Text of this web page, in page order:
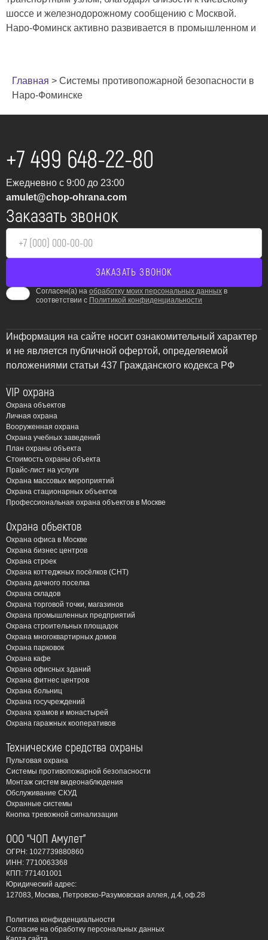
шоссе и железнодорожному сообщению с Москвой.
Наро-Фоминск активно развивается в промышленном и
комплексов и образовательных учреждений. В связи с
этим, вопрос обеспечения пожарной безопасности
приобретает особую актуальность. Устаревшие системы
пожарной сигнализации и оповещения становится не
защиты жизни и имущества.
Комплексные решения в
области пожарной
безопасности для Наро-
Фоминска
ЧОП “Амулет” предлагает полный спектр услуг по
систем пожарной безопасности в Наро-Фоминске и
Наро-Фоминском районе. Мы понимаем, что каждый
объект уникален, поэтому разрабатываем
вашего бизнеса или жилища, а также требованиям
действующих нормативных документов.
Почему важно доверить монтаж
пожарной сигнализации
профессионалам?
Пожарная безопасность – это не та область, где стоит
экономить. Неправильно установленная или
настроенная система может не сработать в критической
ситуации, что приведет к непоправимым последствиям.
ЧОП “Амулет” гарантирует:
Профессиональный подход: Наши специалисты
имеют многолетний опыт работы в сфере
пожарной безопасности и регулярно проходят
обучение, чтобы быть в курсе последних
технологий и нормативных изменений.
Качественное оборудование: Мы используем
только сертифицированное оборудование от
ведущих производителей, что обеспечивает
надежность и долговечность системы.
Индивидуальное проектирование: Мы учитываем
все особенности вашего объекта, чтобы
разработать оптимальное решение, максимально
эффективно защищающее от пожара.
Оперативное реагирование: Мы предлагаем услуги
круглосуточного мониторинга и реагирования на
сигналы тревоги, что позволяет оперативно
вызвать пожарную службу в случае необходимости.
безопасности, которые мы
устанавливаем:
Автоматическая пожарная сигнализация (АПС):
Обнаруживает возгорание на ранней стадии и
оповещает о нем.
Системы оповещения и управления эвакуацией
Главная > Системы противопожарной безопасности в
Наро-Фоминске
+7 499 648-22-80
Ежедневно с 9:00 до 23:00
amulet@chop-ohrana.com
Заказать звонок
Согласен(а) на обработку моих персональных данных в
соответствии с Политикой конфиденциальности
Информация на сайте носит ознакомительный характер
и не является публичной офертой, определяемой
положениями статьи 437 Гражданского кодекса РФ
VIP охрана
Охрана объектов
Личная охрана
Вооруженная охрана
Охрана учебных заведений
План охраны объекта
Стоимость охраны объекта
Прайс-лист на услуги
Охрана массовых мероприятий
Охрана стационарных объектов
Профессиональная охрана объектов в Москве
Охрана объектов
Охрана офиса в Москве
Охрана бизнес центров
Охрана строек
Охрана коттеджных посёлков (СНТ)
Охрана дачного поселка
Охрана складов
Охрана торговой точки, магазинов
Охрана промышленных предприятий
Охрана строительных площадок
Охрана многоквартирных домов
Охрана парковок
Охрана кафе
Охрана офисных зданий
Охрана фитнес центров
Охрана больниц
Охрана госучреждений
Охрана храмов и монастырей
Охрана гаражных кооперативов
Технические средства охраны
Пультовая охрана
Системы противопожарной безопасности
Монтаж систем видеонаблюдения
Обслуживание СКУД
Охранные системы
Кнопка тревожной сигнализации
ООО “ЧОП Амулет”
ОГРН: 1027739880860
ИНН: 7710063368
КПП: 771401001
Юридический адрес:
127083, Москва, Петровско-Разумовская аллея, д.4, оф.28
Политика конфиденциальности
Согласие на обработку персональных данных